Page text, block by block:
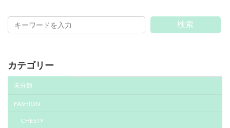
検索
カテゴリー
未分類
FASHION
CHESTY